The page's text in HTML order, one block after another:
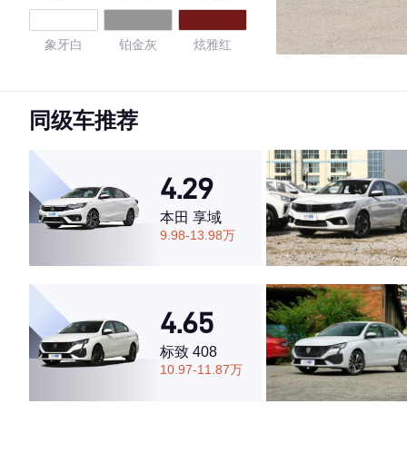
象牙白 铂金灰 炫雅红
4.68
·外观表现一般，低于53%同级车
·内饰表现较为优秀，优于72%同级车
·空间表现较为优秀，优于79%同级车
同级车推荐
4.29
本田 享域
9.98-13.98万
4.65
标致 408
10.97-11.87万